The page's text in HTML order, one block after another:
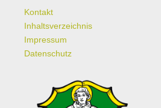
Kontakt
Inhaltsverzeichnis
Impressum
Datenschutz